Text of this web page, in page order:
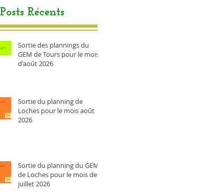
Posts Récents
Sortie des plannings du
GEM de Tours pour le mois
d'août 2026
Sortie du planning de
Loches pour le mois août
2026
Sortie du planning du GEM
de Loches pour le mois de
juillet 2026